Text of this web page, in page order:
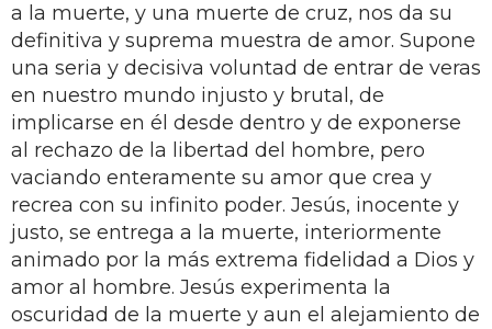
a la muerte, y una muerte de cruz, nos da su
definitiva y suprema muestra de amor. Supone
una seria y decisiva voluntad de entrar de veras
en nuestro mundo injusto y brutal, de
implicarse en él desde dentro y de exponerse
al rechazo de la libertad del hombre, pero
vaciando enteramente su amor que crea y
recrea con su infinito poder. Jesús, inocente y
justo, se entrega a la muerte, interiormente
animado por la más extrema fidelidad a Dios y
amor al hombre. Jesús experimenta la
oscuridad de la muerte y aun el alejamiento de